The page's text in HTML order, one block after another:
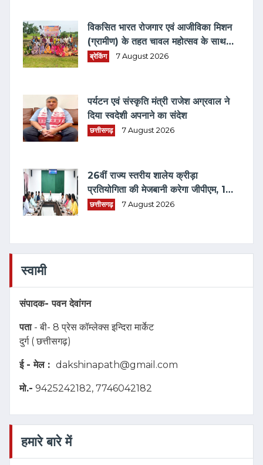
विकसित भारत रोजगार एवं आजीविका मिशन
(ग्रामीण) के तहत चावल महोत्सव के साथ
रोजगार एवं आवास दिवस का हुआ आयोजन
ब्रेकिंग 7 August 2026
पर्यटन एवं संस्कृति मंत्री राजेश अग्रवाल ने
दिया स्वदेशी अपनाने का संदेश
छत्तीसगढ़ 7 August 2026
26वीं राज्य स्तरीय शालेय क्रीड़ा
प्रतियोगिता की मेजबानी करेगा जीपीएम, 18
से 21 अगस्त तक जुटेंगे प्रदेशभर के
छत्तीसगढ़ 7 August 2026
स्वामी
संपादक-पवन देवांगन
पता- बी- 8 प्रेस कॉम्लेक्स इन्दिरा मार्केट
दुर्ग ( छत्तीसगढ़)
ई - मेल : dakshinapath@gmail.com
मो.- 9425242182, 7746042182
हमारे बारे में